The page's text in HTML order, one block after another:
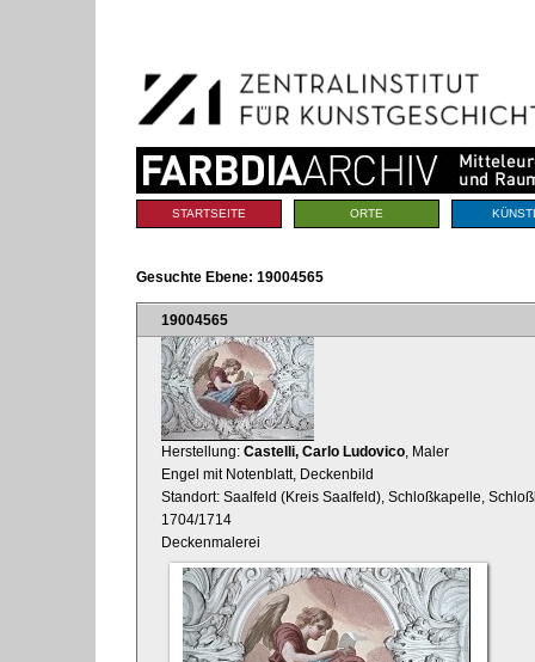
Navigation
Sektionen
STARTSEITE ORTE
Gesuchte Ebene: 19004565
19004565
Herstellung: Castelli, Carlo Ludovico , Maler
Engel mit Notenblatt, Deckenbild
Standort: Saalfeld (Kreis Saalfeld), Schloßkapelle,
1704/1714
Deckenmalerei